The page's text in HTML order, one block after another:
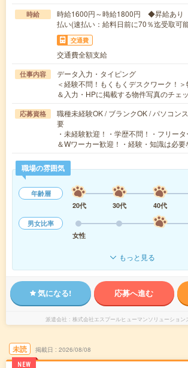
時給
時給1600円～時給1800円 ◆昇給あり
払い(速払い：給料日前に70％迄受取可
交通費
交通費全額支給
仕事内容
データ入力・タイピング
＜経験不問！もくもくデスクワーク！
＆入力・HPに掲載する物件写真のチェ
応募資格
職種未経験OK / ブランクOK / パソコン
要
・未経験歓迎！・学歴不問！・フリー
＆Wワーカー歓迎！・経験・知識は必
職場の雰囲気
年齢層
20代
30代 40代
男女比率
女性
もっと見る
気になる! 応募へ進む
派遣会社 株式会社エスプールヒューマンソリューショ
未読
NEW
掲載日 2026/08/08